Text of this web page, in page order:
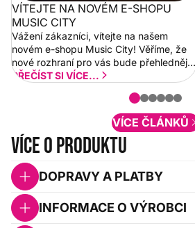
VÍTEJTE NA NOVÉM E-SHOPU
MUSIC CITY
Vážení zákazníci, vítejte na našem
novém e-shopu Music City! Věříme, že
nové rozhraní pro vás bude přehlednější
a rychlejší. Postupně budeme přidávat
PŘEČÍST SI VÍCE...
VÍCE ČLÁNKŮ
Více o produktu
DOPRAVY A PLATBY
INFORMACE O VÝROBCI